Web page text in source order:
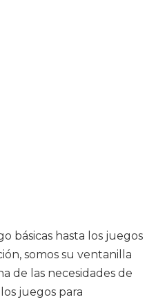
básicas hasta los juegos
somos su ventanilla
de las necesidades de
juegos para